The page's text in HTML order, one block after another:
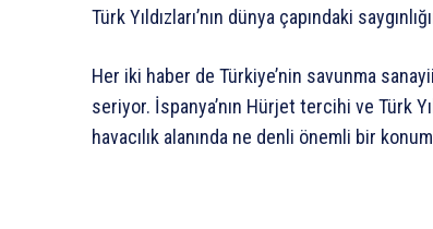
Türk Yıldızları’nın dünya çapındaki
Her iki haber de Türkiye’nin savunma
seriyor. İspanya’nın Hürjet tercihi ve Türk
havacılık alanında ne denli önemli bir